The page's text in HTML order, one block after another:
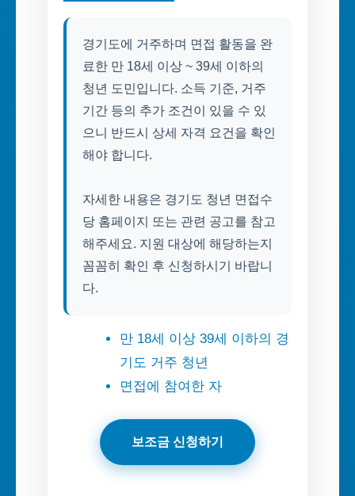
경기도에 거주하며 면접 활동을 완
료한 만 18세 이상 ~ 39세 이하의
청년 도민입니다. 소득 기준, 거주
기간 등의 추가 조건이 있을 수 있
으니 반드시 상세 자격 요건을 확인
해야 합니다.
자세한 내용은 경기도 청년 면접수
당 홈페이지 또는 관련 공고를 참고
해주세요. 지원 대상에 해당하는지
꼼꼼히 확인 후 신청하시기 바랍니
다.
만 18세 이상 39세 이하의 경
기도 거주 청년
면접에 참여한 자
보조금 신청하기